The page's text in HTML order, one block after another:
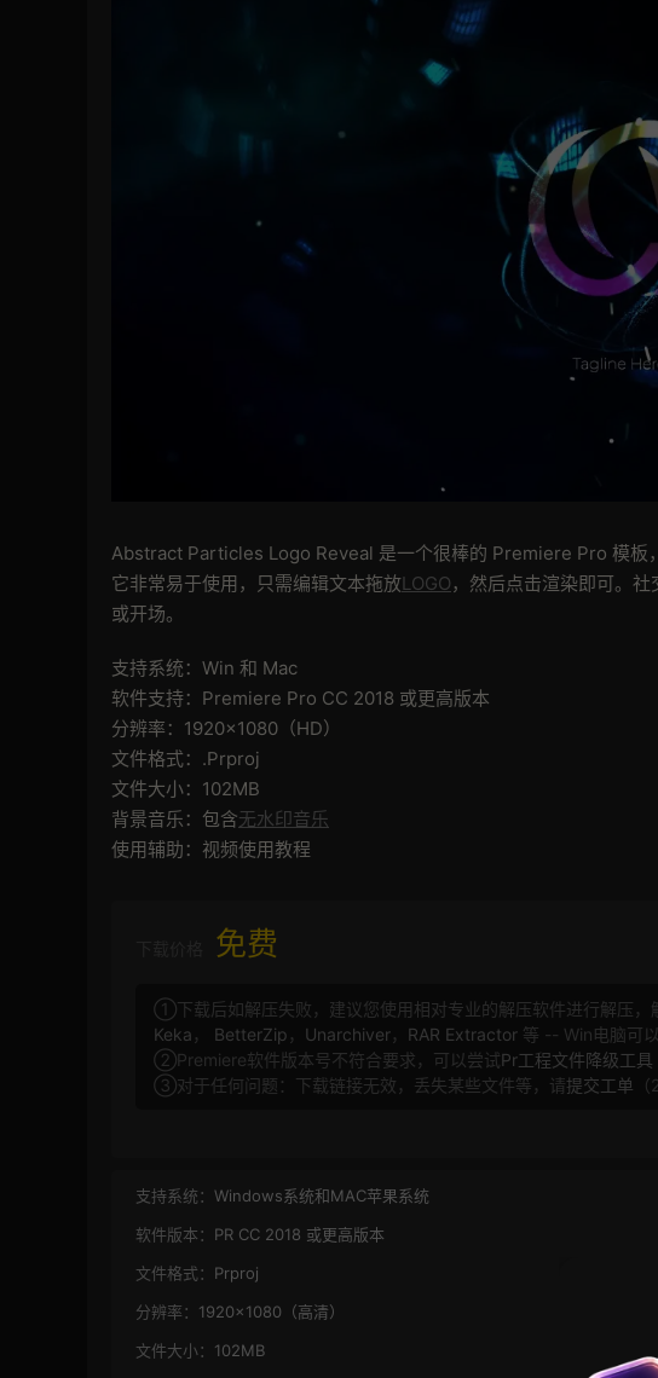
Abstract Particles Logo Reveal 是一个很棒的 Premiere Pro 模板
它非常易于使用，只需编辑文本拖放LOGO ，然后点击渲染即可。
或开场。
支持系统：Win 和 Mac
软件支持：Premiere Pro CC 2018 或更高版本
分辨率：1920×1080（HD）
文件格式：.Prproj
文件大小：102MB
背景音乐：包含无水印音乐
使用辅助：视频使用教程
免费
①下载后如解压失败，建议您使用相对专业的解压软件进行解压，
Keka ， BetterZip ， Unarchiver， RAR Extractor 等 -- Win电脑可
②Premiere软件版本号不符合要求，可以尝试Pr工程文件降级工具
③对于任何问题：下载链接无效，丢失某些文件等，请提交工单
支持系统： Windows系统和MAC苹果系统
软件版本： PR CC 2018 或更高版本
文件格式： Prproj
分辨率： 1920×1080（高清）
文件大小： 102MB